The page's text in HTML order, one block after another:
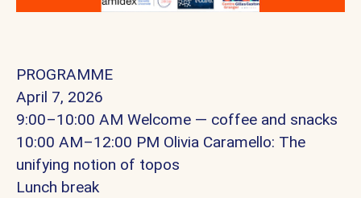
PROGRAMME
April 7, 2026
9:00–10:00 AM Welcome — coffee and snacks
10:00 AM–12:00 PM Olivia Caramello: The
unifying notion of topos
Lunch break